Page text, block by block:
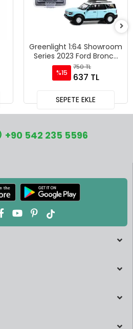
Greenlight 1:64 Showroom
Series 2023 Ford Bronco
Sport Heritage Limited
Edition - 68030-E
%15
750 TL
637 TL
SEPETE EKLE
+90 542 235 5596